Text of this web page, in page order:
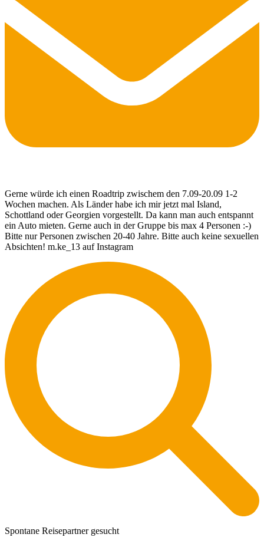
Gerne würde ich einen Roadtrip zwischem den 7.09-20.09 1-2
Wochen machen. Als Länder habe ich mir jetzt mal Island,
Schottland oder Georgien vorgestellt. Da kann man auch entspannt
ein Auto mieten. Gerne auch in der Gruppe bis max 4 Personen :-)
Bitte nur Personen zwischen 20-40 Jahre. Bitte auch keine sexuellen
Absichten! m.ke_13 auf Instagram
Spontane Reisepartner gesucht